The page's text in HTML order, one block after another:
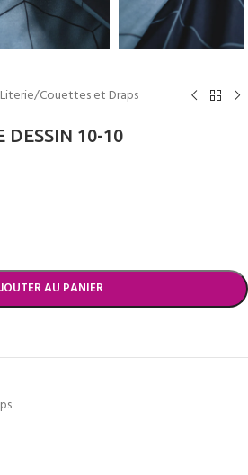
Literie/Couettes et Draps
DESSIN 10-10
AU PANIER